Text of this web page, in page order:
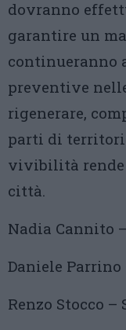
dovranno
garantire un
continueranno
preventive
rigenerare,
parti di
vivibilità rende
città.
Nadia Cannito
Daniele
Renzo Stocco